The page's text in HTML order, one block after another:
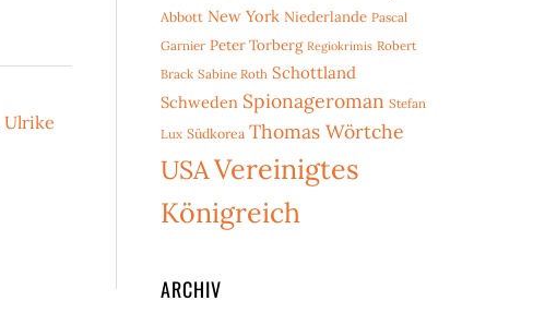
Ulrike
Abbott New York Niederlande Pascal
Garnier Peter Torberg Regiokrimis Robert
Brack Sabine Roth Schottland
Schweden Spionageroman Stefan
Lux Südkorea Thomas Wörtche
USAVereinigtes
Königreich
ARCHIV